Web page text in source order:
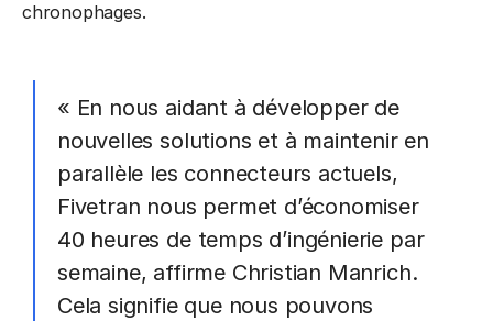
chronophages.
« En nous aidant à développer de
nouvelles solutions et à maintenir en
parallèle les connecteurs actuels,
Fivetran nous permet d’économiser
40 heures de temps d’ingénierie par
semaine, affirme Christian Manrich.
Cela signifie que nous pouvons